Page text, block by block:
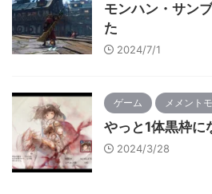
モンハン・サン
た
2024/7/1
ゲーム メメント
やっと1体黒枠に
2024/3/28